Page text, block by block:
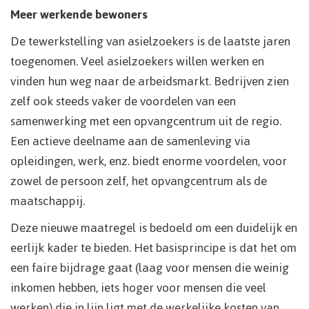
Meer werkende bewoners
De tewerkstelling van asielzoekers is de laatste jaren
toegenomen. Veel asielzoekers willen werken en
vinden hun weg naar de arbeidsmarkt. Bedrijven zien
zelf ook steeds vaker de voordelen van een
samenwerking met een opvangcentrum uit de regio.
Een actieve deelname aan de samenleving via
opleidingen, werk, enz. biedt enorme voordelen, voor
zowel de persoon zelf, het opvangcentrum als de
maatschappij.
Deze nieuwe maatregel is bedoeld om een duidelijk en
eerlijk kader te bieden. Het basisprincipe is dat het om
een faire bijdrage gaat (laag voor mensen die weinig
inkomen hebben, iets hoger voor mensen die veel